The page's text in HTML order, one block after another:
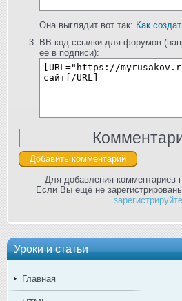
Уроки и статьи
Главная
Она выглядит вот так: Как
BB-код ссылки для форумов
её в подписи):
Для добавления комментариев
Если Вы ещё не